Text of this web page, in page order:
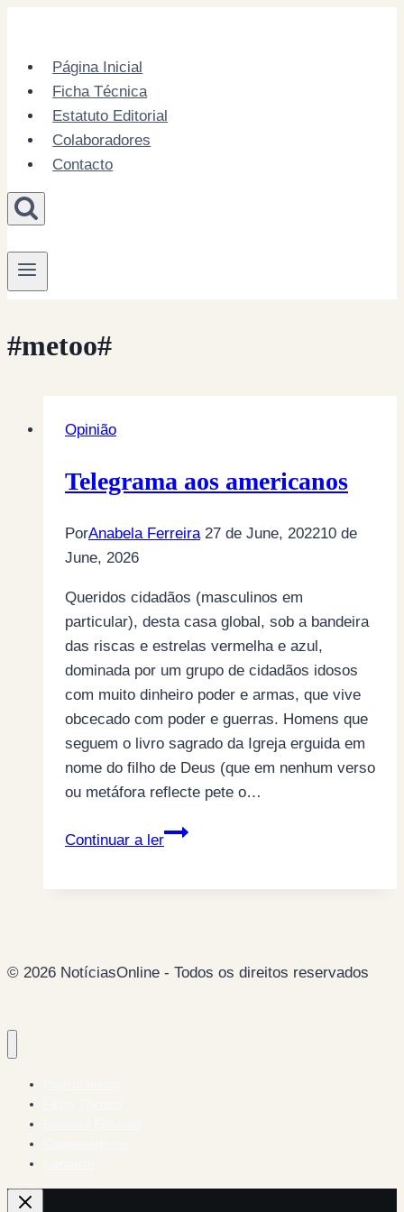
contentPágina Inicial
Ficha Técnica
Estatuto Editorial
Colaboradores
Contacto
#metoo#
Opinião
Telegrama aos americanos
PorAnabela Ferreira 27 de June, 202210 de
June, 2026
Queridos cidadãos (masculinos em
particular), desta casa global, sob a bandeira
das riscas e estrelas vermelha e azul,
dominada por um grupo de cidadãos idosos
com muito dinheiro poder e armas, que vive
obcecado com poder e guerras. Homens que
seguem o livro sagrado da Igreja erguida em
nome do filho de Deus (que em nenhum verso
ou metáfora reflecte pete o…
Continuar a ler
Telegrama
© 2026 NotíciasOnline - Todos os direitos reservados